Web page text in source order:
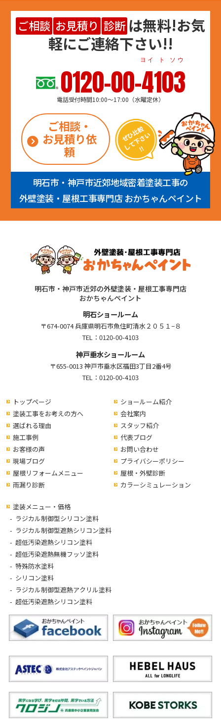
ご相談 お見積り 診断 は無料!お気
軽にご連絡下さい!!
0120-00-4103
ヨイ ト ソウ
電話受付時間10:00～17:00（水曜定休）
ご相談・
お見積り依
頼
明石市・神戸市近郊地域密着塗装工事の
外壁塗装・屋根工事専門店 おかちゃんペイント
明石市・神戸市近郊の外壁塗装・屋根工事専門店
おかちゃんペイント
明石ショールーム
〒674-0074 兵庫県明石市魚住町清水２０５１−８
TEL： 0120-00-4103
神戸垂水ショールーム
〒655-0013 神戸市垂水区福田3丁目2番4号
TEL： 0120-00-4103
トップページ
塗装工事をお考えの方へ
選ばれる理由
ショールーム紹介
会社案内
スタッフ紹介
施工事例
お客様の声
現場ブログ
代表ブログ
お問い合わせ
プライバシーポリシー
屋根リフォームメニュー
雨漏り診断
屋根・外壁診断
カラーシミュレーション
塗装メニュー・価格
ラジカル制御型シリコン塗料
ラジカル制御型遮熱シリコン塗料
超低汚染遮熱シリコン塗料
超低汚染遮熱無機フッソ塗料
特殊防水塗料
シリコン塗料
ラジカル制御型遮熱アクリル塗料
超低汚染遮熱シリコン塗料